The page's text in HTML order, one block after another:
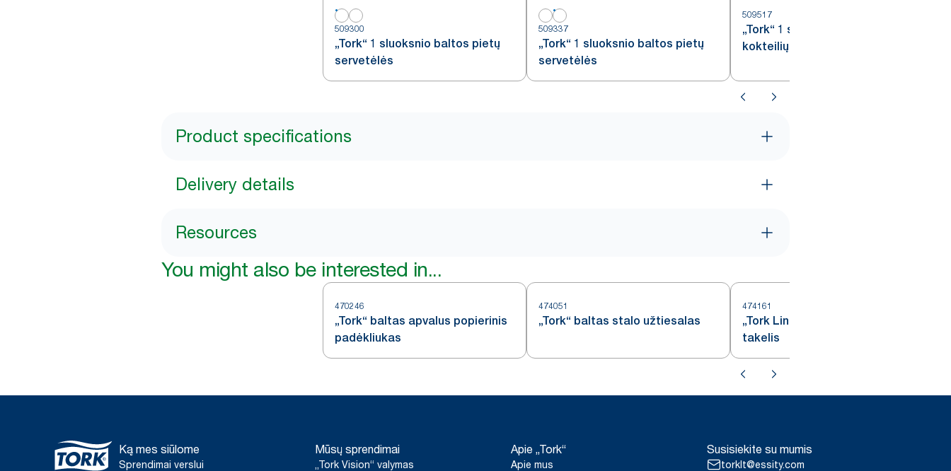
509300
„Tork“ 1 sluoksnio baltos pietų
servetėlės
509337
„Tork“ 1 sluoksnio baltos pietų
servetėlės
509517
„Tork“ 1 sluoksnio baltos
kokteilių servetėlės
Product specifications
Delivery details
Resources
You might also be interested in...
470246
„Tork“ baltas apvalus popierinis
padėkliukas
474051
„Tork“ baltas stalo užtiesalas
474161
„Tork LinStyle®“ baltas stalo
takelis
Ką mes siūlome
Sprendimai verslui
Mūsų sprendimai
„Tork Vision“ valymas
Apie „Tork“
Apie mus
Susisiekite su mumis
torklt@essity.com